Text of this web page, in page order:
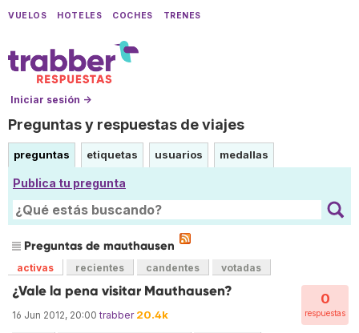
VUELOS HOTELES COCHES TRENES
Iniciar sesión →
Preguntas y respuestas de viajes
preguntas etiquetas usuarios medallas
Publica tu pregunta
Preguntas de mauthausen
activas recientes candentes votadas
0
respuestas
¿Vale la pena visitar Mauthausen?
16 Jun 2012, 20:00 trabber 20.4k